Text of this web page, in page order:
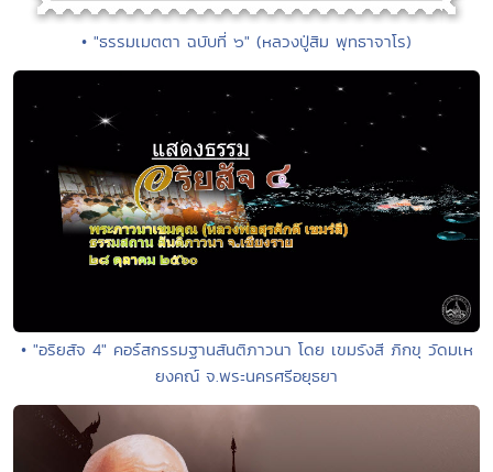
• "ธรรมเมตตา ฉบับที่ ๖" (หลวงปู่สิม พุทธาจาโร)
• "อริยสัจ 4" คอร์สกรรมฐานสันติภาวนา โดย เขมรังสี ภิกขุ วัดมเห
ยงคณ์ จ.พระนครศรีอยุธยา